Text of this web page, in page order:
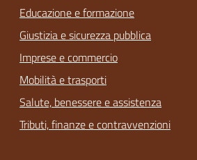
Educazione e formazione
Giustizia e sicurezza pubblica
Imprese e commercio
Mobilità e trasporti
Salute, benessere e assistenza
Tributi, finanze e contravvenzioni